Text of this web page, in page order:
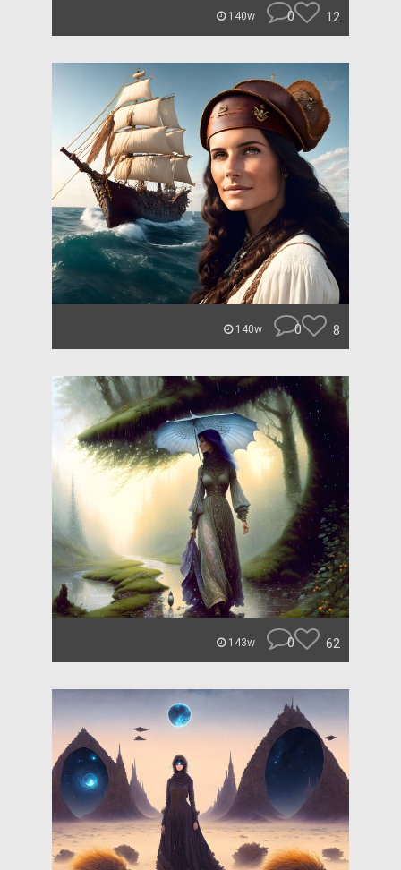
140w 0 12
140w 0 8
143w 0 62